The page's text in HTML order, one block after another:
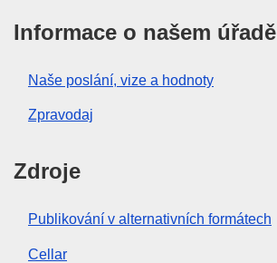
Informace o našem úřadě
Naše poslání, vize a hodnoty
Zpravodaj
Zdroje
Publikování v alternativních formátech
Cellar